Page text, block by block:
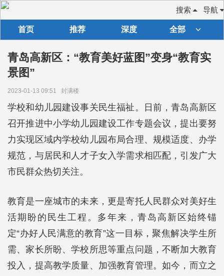
导航
搜索
首页 推荐 深度 全部
青岛高新区：“教育美好蓝图”变身“教育实
景图”
2023-01-13 09:51 封满楼
学校和幼儿园建设事关民生福祉。日前，青岛高新区
召开推进中小学幼儿园建设工作专题会议，提出要努
力实现区域内学校幼儿园布局合理、规模适度、办学
规范，与居民和人才子女入学需求相匹配，引发广大
市民群众热切关注。
教育是一座城市的未来，更是寄托人民群众对美好生
活期盼的民生工程。多年来，青岛高新区始终锚
定“办好人民满意的教育”这一目标，聚焦解决学生所
需、家长所盼、学校所思等重点问题，不断加大教育
投入，提高教学质量、加强教育管理。如今，而立之